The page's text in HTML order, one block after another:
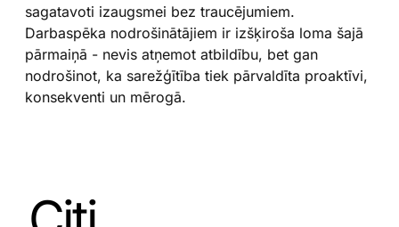
sagatavoti izaugsmei bez traucējumiem.
Darbaspēka nodrošinātājiem ir izšķiroša loma šajā
pārmaiņā - nevis atņemot atbildību, bet gan
nodrošinot, ka sarežģītība tiek pārvaldīta proaktīvi,
konsekventi un mērogā.